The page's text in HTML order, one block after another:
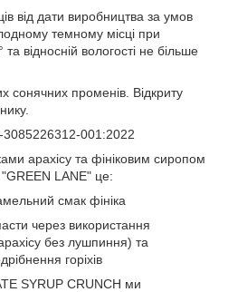
від дати виробництва за умов
темному місці при
відносній вологості не більше
сонячних променів. Відкриту
3085226312-001:2022
арахісу та фініковим сиропом
LANE" це:
смак фініка
через використання
без лушпиння) та
горіхів
SYRUP CRUNCH ми